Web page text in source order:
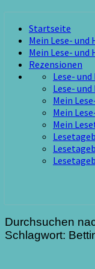
content
Startseite
Mein Lese- und
Mein Lese- und
Rezensionen
Lese-
Lese-
Mein
Mein
Mein
Durchsuchen
Schlagwort: